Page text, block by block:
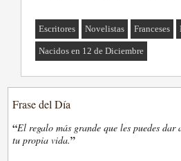
Escritores Novelistas Franceses
Nacidos en 12 de Diciembre
Frase del Día
“El regalo más grande que les puedes dar
tu propia vida.”